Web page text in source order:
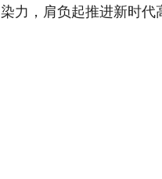
染力，肩负起推进新时代